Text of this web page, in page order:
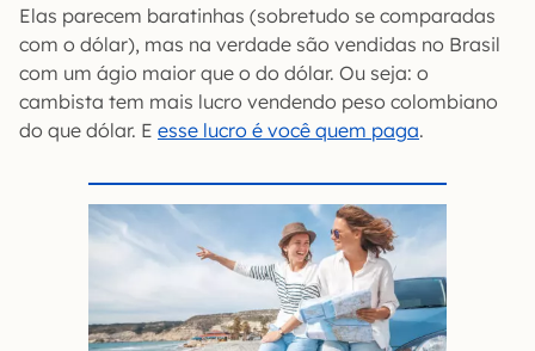
Elas parecem baratinhas (sobretudo se comparadas
com o dólar), mas na verdade são vendidas no Brasil
com um ágio maior que o do dólar. Ou seja: o
cambista tem mais lucro vendendo peso colombiano
do que dólar. E esse lucro é você quem paga.